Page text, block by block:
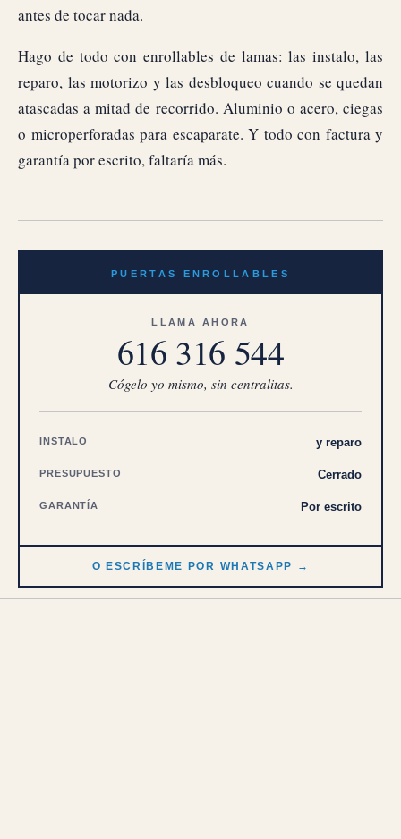
antes de tocar nada.
Hago de todo con enrollables de lamas: las instalo, las
reparo, las motorizo y las desbloqueo cuando se quedan
atascadas a mitad de recorrido. Aluminio o acero, ciegas
o microperforadas para escaparate. Y todo con factura y
garantía por escrito, faltaría más.
PUERTAS ENROLLABLES
LLAMA AHORA
616 316 544
Cógelo yo mismo, sin centralitas.
INSTALO y reparo
PRESUPUESTO Cerrado
GARANTÍA Por escrito
O ESCRÍBEME POR WHATSAPP →